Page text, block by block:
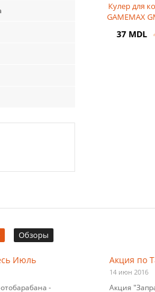
Кулер для
GAMEMAX
CFM,
37 MDL
Обзоры
Июль
-
Акция по
14 июн 2016
Акция